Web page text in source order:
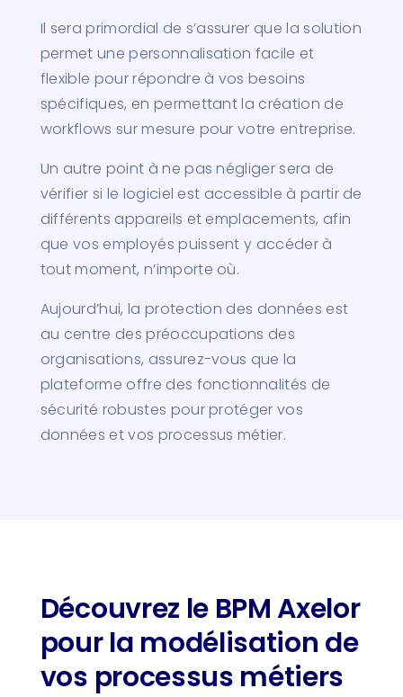
Il sera primordial de s’assurer que la solution
permet une personnalisation facile et
flexible pour répondre à vos besoins
spécifiques, en permettant la création de
workflows sur mesure pour votre entreprise.
Un autre point à ne pas négliger sera de
vérifier si le logiciel est accessible à partir de
différents appareils et emplacements, afin
que vos employés puissent y accéder à
tout moment, n’importe où.
Aujourd’hui, la protection des données est
au centre des préoccupations des
organisations, assurez-vous que la
plateforme offre des fonctionnalités de
sécurité robustes pour protéger vos
données et vos processus métier.
Découvrez le BPM Axelor
pour la modélisation de
vos processus métiers